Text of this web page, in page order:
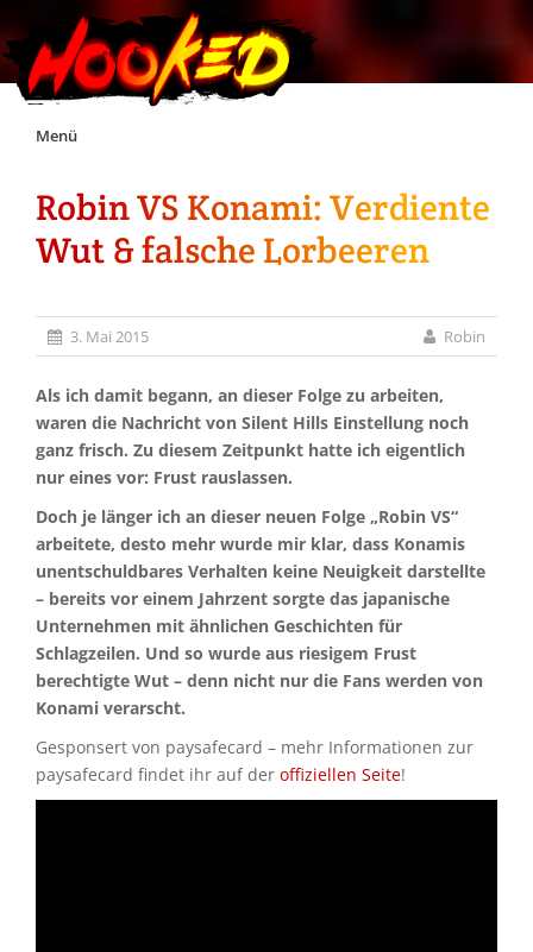
Skip
Menü
Unterstützt Hooked!
Impressum
Discord
Robin VS Konami: Verdiente
Wut & falsche Lorbeeren
3. Mai 2015 Robin
Als ich damit begann, an dieser Folge zu arbeiten,
waren die Nachricht von Silent Hills Einstellung noch
ganz frisch. Zu diesem Zeitpunkt hatte ich eigentlich
nur eines vor: Frust rauslassen.
Doch je länger ich an dieser neuen Folge „Robin VS“
arbeitete, desto mehr wurde mir klar, dass Konamis
unentschuldbares Verhalten keine Neuigkeit darstellte
– bereits vor einem Jahrzent sorgte das japanische
Unternehmen mit ähnlichen Geschichten für
Schlagzeilen. Und so wurde aus riesigem Frust
berechtigte Wut – denn nicht nur die Fans werden von
Konami verarscht.
Gesponsert von paysafecard – mehr Informationen zur
paysafecard findet ihr auf der offiziellen Seite!